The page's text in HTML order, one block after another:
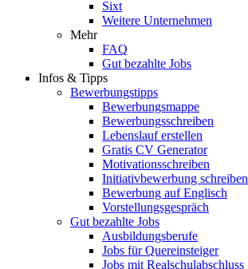
Sixt
Weitere Unternehmen
Mehr
FAQ
Gut bezahlte Jobs
Infos & Tipps
Bewerbungstipps
Bewerbungsmappe
Bewerbungsschreiben
Lebenslauf erstellen
Gratis CV Generator
Motivationsschreiben
Initiativbewerbung schreiben
Bewerbung auf Englisch
Vorstellungsgespräch
Gut bezahlte Jobs
Ausbildungsberufe
Jobs für Quereinsteiger
Jobs mit Realschulabschluss